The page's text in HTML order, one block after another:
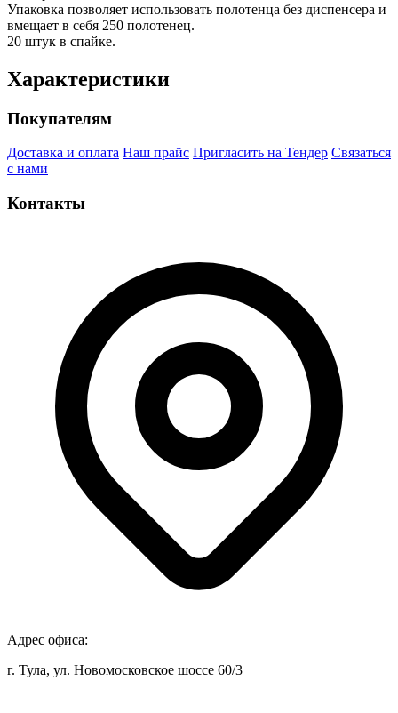
Упаковка позволяет использовать полотенца без диспенсера и
вмещает в себя 250 полотенец.
20 штук в спайке.
Характеристики
Покупателям
Доставка и оплата Наш прайс Пригласить на Тендер Связаться
с нами
Контакты
Адрес офиса:
г. Тула, ул. Новомосковское шоссе 60/3